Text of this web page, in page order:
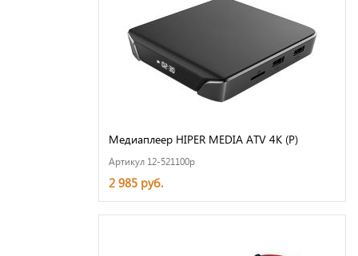
Медиаплеер HIPER MEDIA ATV 4K (Р)
Артикул 12-521100p
2 985 руб.